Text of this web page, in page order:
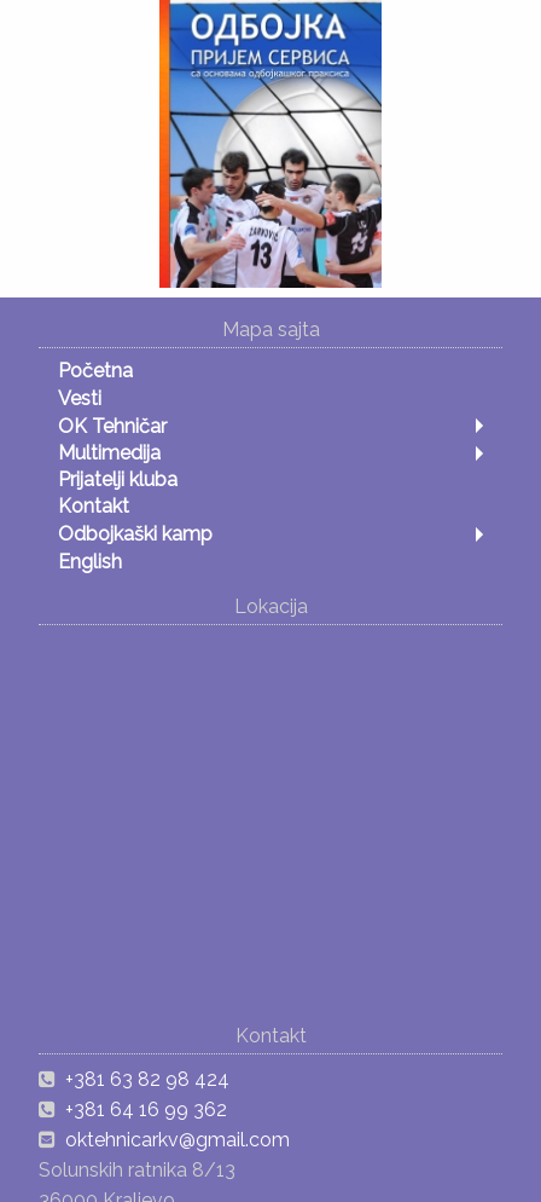
Mapa sajta
Početna
Vesti
OK Tehničar
Multimedija
Prijatelji kluba
Kontakt
Odbojkaški kamp
English
Lokacija
Kontakt
+381 63 82 98 424
+381 64 16 99 362
oktehnicarkv@gmail.com
Solunskih ratnika 8/13